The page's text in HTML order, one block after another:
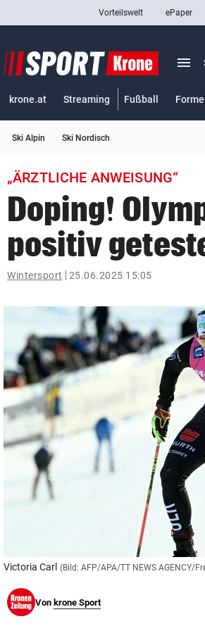
Abonnieren
bookmark
search
Suchbegriff
eingeben
© Krone Multimedia GmbH & Co KG 2026
Muthgasse 2, 1190 Wien
Vorteilswelt ePaper
menu
krone.at Streaming Fußball
Ski Alpin Ski Nordisch
„ÄRZTLICHE ANWEISUNG“
Doping!
positiv
Wintersport 25.06.2025 15:05
Victoria Carl (Bild: AFP/APA/TT NEWS AGENCY/
Von krone Sport